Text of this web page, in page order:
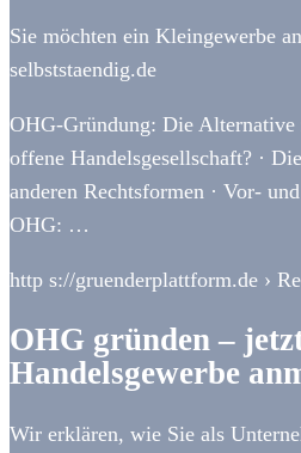
Sie möchten ein Kleingewerbe
selbststaendig.de
OHG-Gründung: Die Alternative
offene Handelsgesellschaft? ·
anderen Rechtsformen · Vor-
OHG: …
http s://gruenderplattform.de ›
OHG gründen –
Handelsgewerbe
Wir erklären, wie Sie als